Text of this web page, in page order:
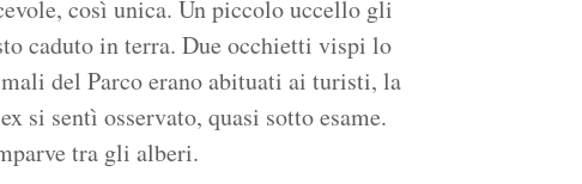
così unica. Un piccolo uccello gli
caduto in terra. Due occhietti vispi lo
del Parco erano abituati ai turisti, la
si sentì osservato, quasi sotto esame.
tra gli alberi.